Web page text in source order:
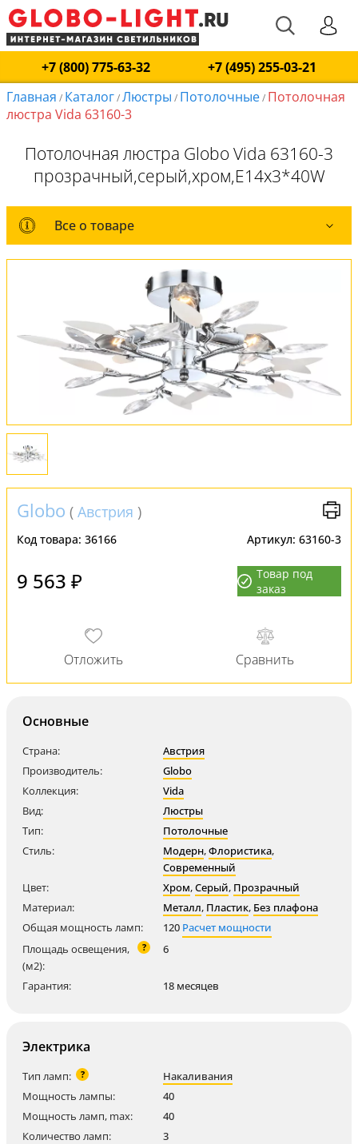
+7 (800) 775-63-32
+7 (495) 255-03-21
Главная / Каталог/Люстры / Потолочные/ Потолочная
люстра Vida 63160-3
Потолочная люстра Globo Vida 63160-3
прозрачный,серый,хром,E14x3*40W
Все о товаре
Все о товаре
Комплект лампочек
Вся коллекция
Оплата и доставка
Обмен и возврат
FAQ
Отзывы
Globo ( Австрия )
Код товара: 36166 Артикул: 63160-3
9 563 ₽
Товар под
заказ
Основные
Страна:
Австрия
Производитель:
Globo
Коллекция:
Vida
Вид:
Люстры
Тип:
Потолочные
Стиль:
Модерн,Флористика,
Современный
Цвет:
Хром,Серый, Прозрачный
Материал:
Металл, Пластик, Без плафона
Общая мощность ламп:
120 Расчет мощности
Площадь освещения,
(м2):
? 6
Гарантия: 18 месяцев
Электрика
Тип ламп: ?
Накаливания
Мощность лампы:
40
Мощность ламп, max:
40
Количество ламп:
3